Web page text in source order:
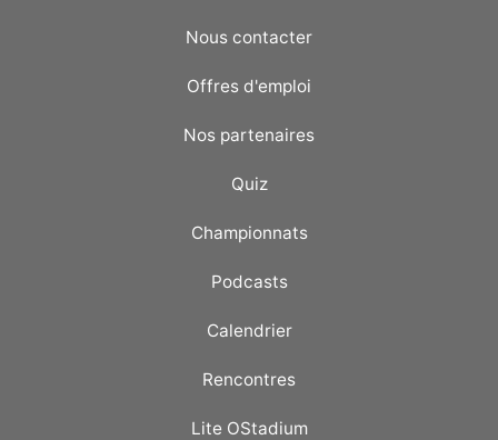
Nous contacter
Offres d'emploi
Nos partenaires
Quiz
Championnats
Podcasts
Calendrier
Rencontres
Lite OStadium